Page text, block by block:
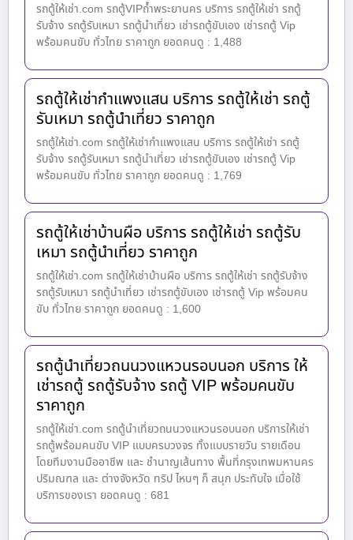
รถตู้ให้เช่า.com รถตู้VIPถ้ำพระยานคร บริการ รถตู้ให้เช่า รถตู้
รับจ้าง รถตู้รับเหมา รถตู้นำเที่ยว เช่ารถตู้ขับเอง เช่ารถตู้ Vip
พร้อมคนขับ ทั่วไทย ราคาถูก ยอดคนดู : 1,488
รถตู้ให้เช่ากำแพงแสน บริการ รถตู้ให้เช่า รถตู้
รับเหมา รถตู้นำเที่ยว ราคาถูก
รถตู้ให้เช่า.com รถตู้ให้เช่ากำแพงแสน บริการ รถตู้ให้เช่า รถตู้
รับจ้าง รถตู้รับเหมา รถตู้นำเที่ยว เช่ารถตู้ขับเอง เช่ารถตู้ Vip
พร้อมคนขับ ทั่วไทย ราคาถูก ยอดคนดู : 1,769
รถตู้ให้เช่าบ้านผือ บริการ รถตู้ให้เช่า รถตู้รับ
เหมา รถตู้นำเที่ยว ราคาถูก
รถตู้ให้เช่า.com รถตู้ให้เช่าบ้านผือ บริการ รถตู้ให้เช่า รถตู้รับจ้าง
รถตู้รับเหมา รถตู้นำเที่ยว เช่ารถตู้ขับเอง เช่ารถตู้ Vip พร้อมคน
ขับ ทั่วไทย ราคาถูก ยอดคนดู : 1,600
รถตู้นำเที่ยวถนนวงแหวนรอบนอก บริการ ให้
เช่ารถตู้ รถตู้รับจ้าง รถตู้ VIP พร้อมคนขับ
ราคาถูก
รถตู้ให้เช่า.com รถตู้นำเที่ยวถนนวงแหวนรอบนอก บริการให้เช่า
รถตู้พร้อมคนขับ VIP แบบครบวงจร ทั้งแบบรายวัน รายเดือน
โดยทีมงานมืออาชีพ และ ชำนาญเส้นทาง พื้นที่กรุงเทพมหานคร
ปริมณฑล และ ต่างจังหวัด ทริป ไหนๆ ก็ สนุก ประทับใจ เมื่อใช้
บริการของเรา ยอดคนดู : 681